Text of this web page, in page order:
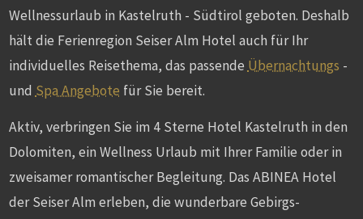
Wellnessurlaub in Kastelruth - Südtirol geboten. Deshalb
hält die Ferienregion Seiser Alm Hotel auch für Ihr
individuelles Reisethema, das passende Übernachtungs -
und Spa Angebote für Sie bereit.
Aktiv, verbringen Sie im 4 Sterne Hotel Kastelruth in den
Dolomiten, ein Wellness Urlaub mit Ihrer Familie oder in
zweisamer romantischer Begleitung. Das ABINEA Hotel
der Seiser Alm erleben, die wunderbare Gebirgs-